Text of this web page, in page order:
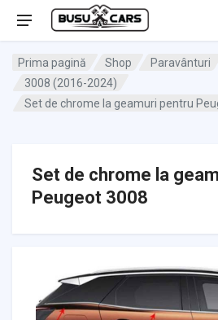
Prima pagină Shop Paravânturi
3008 (2016-2024)
Set de chrome la geamuri pentru
Set de chrome la
Peugeot 3008